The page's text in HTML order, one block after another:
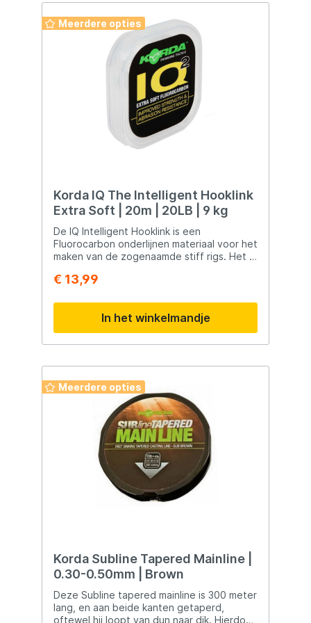
Meerdere opties
Korda IQ The Intelligent Hooklink
Extra Soft | 20m | 20LB | 9 kg
De IQ Intelligent Hooklink is een
Fluorocarbon onderlijnen materiaal voor het
maken van de zogenaamde stiff rigs. Het is
onderlijnmateriaal.
€ 13,99
In het winkelmandje
Meerdere opties
Korda Subline Tapered Mainline |
0.30-0.50mm | Brown
Deze Subline tapered mainline is 300 meter
lang, en aan beide kanten getaperd,
oftewel hij loopt van dun naar dik. Hierdoor